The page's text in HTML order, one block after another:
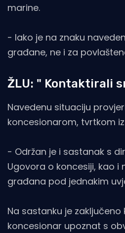
marine.
- Iako je na znaku
građane, ne i za
ŽLU: " Kontaktirali
Navedenu situaciju
koncesionarom, tvrtkom iz
- Održan je i sastanak s
Ugovora o koncesiji, kao
građana pod jednakim
Na sastanku je
koncesionar upoznat s